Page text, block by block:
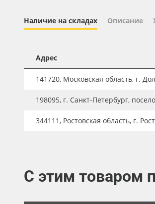
Новинки ассортимента
Orajet 3640
Плёнка монтажная Oratape
ПЭТ листовой
Наличие на складах Описание
Адрес
141720, Московская область, г.
198095, г. Санкт-Петербург,
344111, Ростовская область, г.
С этим товаром